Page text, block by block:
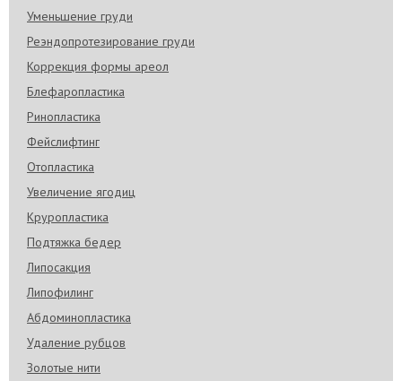
Уменьшение груди
Реэндопротезирование груди
Коррекция формы ареол
Блефаропластика
Ринопластика
Фейслифтинг
Отопластика
Увеличение ягодиц
Круропластика
Подтяжка бедер
Липосакция
Липофилинг
Абдоминопластика
Удаление рубцов
Золотые нити